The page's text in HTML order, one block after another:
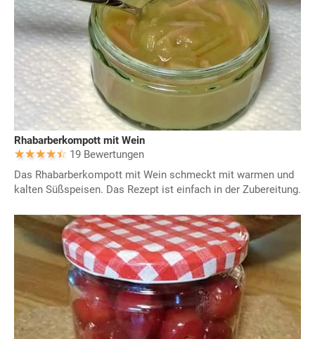
Rhabarberkompott mit Wein
19 Bewertungen
Das Rhabarberkompott mit Wein schmeckt mit warmen und
kalten Süßspeisen. Das Rezept ist einfach in der Zubereitung.